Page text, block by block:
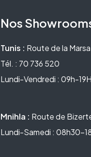
Nos
Tunis : Route de la
Tél. : 70 736 520
Lundi-Vendredi : 09h-
Mnihla : Route de
Lundi-Samedi : 08h30-